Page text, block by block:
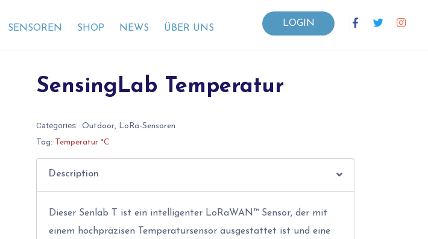
SENSOREN SHOP NEWS ÜBER UNS LOGIN
SensingLab Temperatur
Categories: .Outdoor, LoRa-Sensoren
Tag: Temperatur °C
Description
Dieser Senlab T ist ein intelligenter LoRaWAN™ Sensor, der mit
einem hochpräzisen Temperatursensor ausgestattet ist und eine